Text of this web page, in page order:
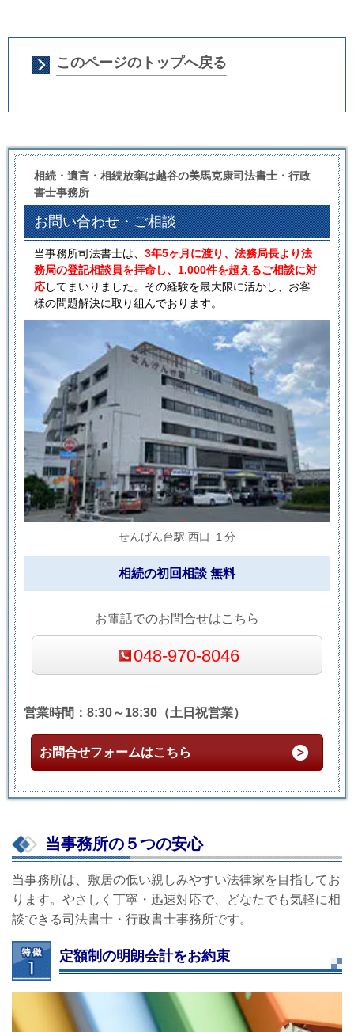
このページのトップへ戻る
相続・遺言・相続放棄は越谷の美馬克康司法書士・行政
書士事務所
お問い合わせ・ご相談
当事務所司法書士は、 3年5ヶ月に渡り、法務局長より法
務局の登記相談員を拝命し、1,000件を超えるご相談に対
応してまいりました。その経験を最大限に活かし、お客
様の問題解決に取り組んでおります。
せんげん台駅 西口 １分
相続の初回相談 無料
お電話でのお問合せはこちら
048-970-8046
営業時間：8:30～18:30（土日祝営業）
お問合せフォームはこちら
当事務所の５つの安心
当事務所は、敷居の低い親しみやすい法律家を目指してお
ります。やさしく丁寧・迅速対応で、どなたでも気軽に相
談できる司法書士・行政書士事務所です。
定額制の明朗会計をお約束